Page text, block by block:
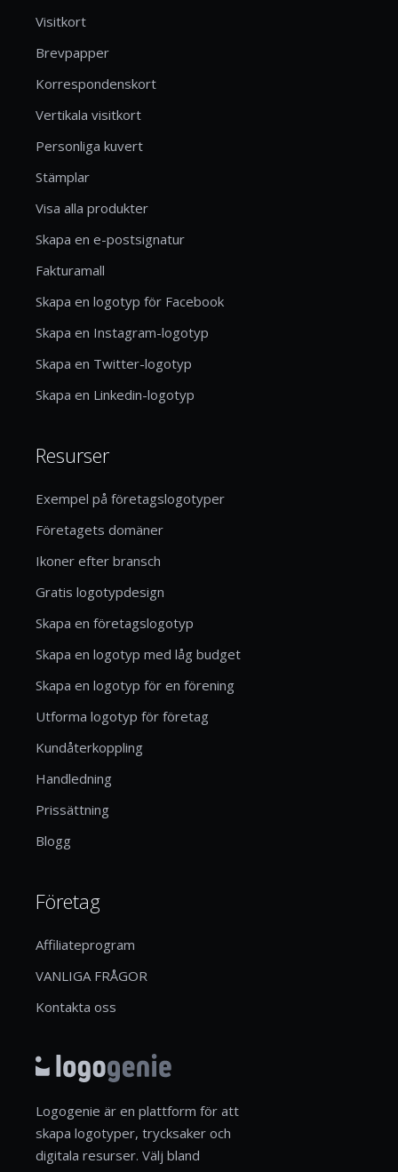
Visitkort
Brevpapper
Korrespondenskort
Vertikala visitkort
Personliga kuvert
Stämplar
Visa alla produkter
Skapa en e-postsignatur
Fakturamall
Skapa en logotyp för Facebook
Skapa en Instagram-logotyp
Skapa en Twitter-logotyp
Skapa en Linkedin-logotyp
Resurser
Exempel på företagslogotyper
Företagets domäner
Ikoner efter bransch
Gratis logotypdesign
Skapa en företagslogotyp
Skapa en logotyp med låg budget
Skapa en logotyp för en förening
Utforma logotyp för företag
Kundåterkoppling
Handledning
Prissättning
Blogg
Företag
Affiliateprogram
VANLIGA FRÅGOR
Kontakta oss
Logogenie är en plattform för att
skapa logotyper, trycksaker och
digitala resurser. Välj bland